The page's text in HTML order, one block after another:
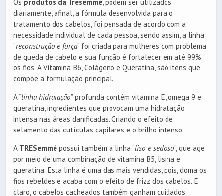
Os produtos da Tresemmé , podem ser utilizados
diariamente, afinal, a fórmula desenvolvida para o
tratamento dos cabelos, foi pensada de acordo com a
necessidade individual de cada pessoa, sendo assim, a linha
“reconstrução e força” foi criada para mulheres com problema
de queda de cabelo e sua função é fortalecer em até 99%
os fios. A Vitamina B6, Colágeno e Queratina, são itens que
compõe a formulação principal.
A “linha hidratação” profunda contém vitamina E, omega 9 e
queratina, ingredientes que provocam uma hidratação
intensa nas áreas danificadas. Criando o efeito de
selamento das cutículas capilares e o brilho intenso.
A TRESemmé possui também a linha “liso e sedoso”, que age
por meio de uma combinação de vitamina B5, lisina e
queratina. Esta linha é uma das mais vendidas, pois, doma os
fios rebeldes e acaba com o efeito de frizz dos cabelos. E
claro, o cabelos cacheados também ganham cuidados